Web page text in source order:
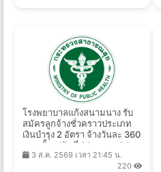
โรงพยาบาลแก้งสนามนาง รับ
สมัครลูกจ้างชั่วคราวประเภท
เงินบำรุง 2 อัตรา จ้างวันละ 360
บาท ตั้งแต่วันที่ 20 ก.ค. - 24
ส.ค. 2569
3 ส.ค. 2569 เวลา 21:45 น.
220